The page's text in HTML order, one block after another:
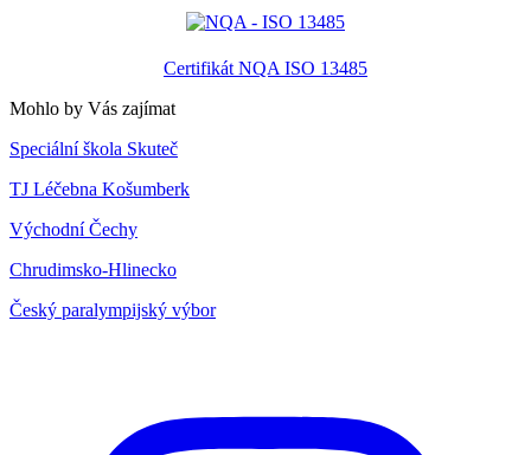
Certifikát NQA ISO 13485
Mohlo by Vás zajímat
Speciální škola Skuteč
TJ Léčebna Košumberk
Východní Čechy
Chrudimsko-Hlinecko
Český paralympijský výbor